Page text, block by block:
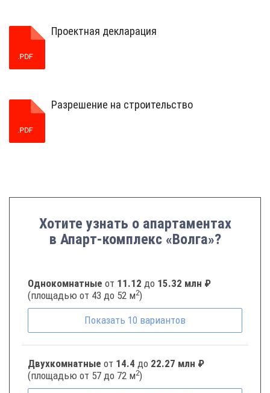
Проектная декларация
Разрешение на строительство
Хотите узнать о апартаментах
в Апарт-комплекс «Волга»?
Однокомнатные от 11.12 до 15.32 млн ₽
(площадью от 43 до 52 м2)
Показать 10 вариантов
Двухкомнатные от 14.4 до 22.27 млн ₽
(площадью от 57 до 72 м2)